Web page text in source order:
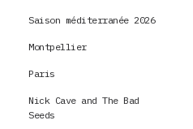
Saison méditerranée 2026
Montpellier
Paris
Nick Cave and The Bad
Seeds